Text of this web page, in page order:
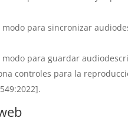
para sincronizar
para guardar
controles para la